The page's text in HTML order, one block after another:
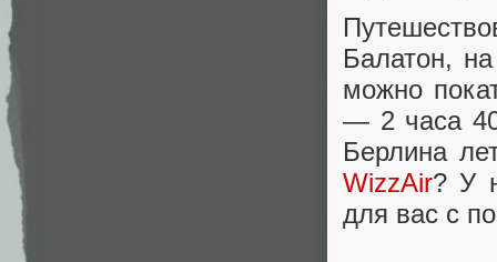
Балатон,
можно
— 2 часа
Берлина
WizzAir? У
для вас с